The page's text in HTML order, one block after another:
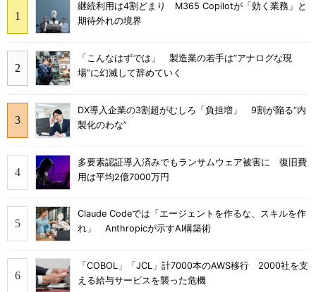
継続利用は4割どまり M365 Copilotが「効く業務」と
期待外れの境界
「こんなはずでは」 製造業の若手は“アナログな現
場”に幻滅して辞めていく
DX導入企業の3割超がむしろ「負担増」 9割が陥る“内
製化のわな”
多要素認証導入済みでもランサムウェア被害に 復旧費
用は平均2億7000万円
Claude Codeでは「エージェントを作るな、スキルを作
れ」 Anthropicが示すAI構築術
「COBOL」「JCL」計7000本のAWS移行 2000社を支
える給与サービスを襲った危機